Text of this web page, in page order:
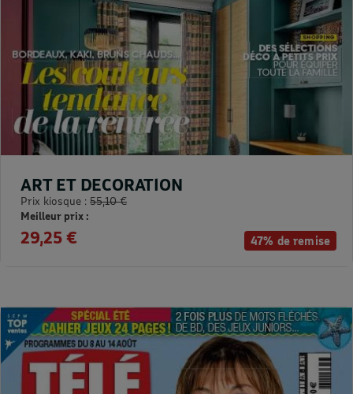
47% de remise
ART ET DECORATION
Prix kiosque : 55,10 €
Meilleur prix :
29,25 €